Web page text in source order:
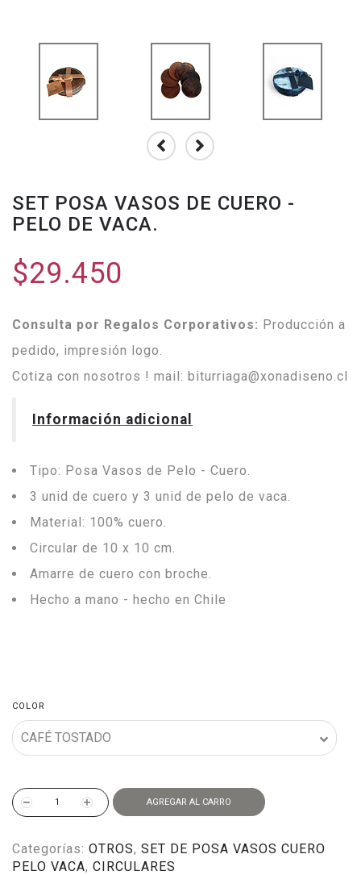
SET POSA VASOS DE CUERO -
PELO DE VACA.
$29.450
Consulta por Regalos Corporativos: Producción a
pedido, impresión logo.
Cotiza con nosotros ! mail: biturriaga@xonadiseno.cl
Información adicional
Tipo: Posa Vasos de Pelo - Cuero.
3 unid de cuero y 3 unid de pelo de vaca.
Material: 100% cuero.
Circular de 10 x 10 cm.
Amarre de cuero con broche.
Hecho a mano - hecho en Chile
COLOR
AGREGAR AL CARRO
Categorías: OTROS, SET DE POSA VASOS CUERO
PELO VACA, CIRCULARES